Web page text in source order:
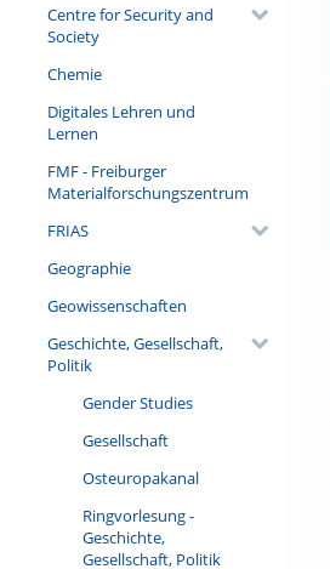
Centre for Security and
Society
Chemie
Digitales Lehren und
Lernen
FMF - Freiburger
Materialforschungszentrum
FRIAS
Geographie
Geowissenschaften
Geschichte, Gesellschaft,
Politik
Gender Studies
Gesellschaft
Osteuropakanal
Ringvorlesung -
Geschichte,
Gesellschaft, Politik